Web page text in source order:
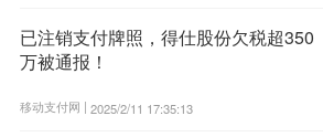
已注销支付牌照，得仕股份欠税超350
万被通报！
移动支付网 | 2025/2/11 17:35:13